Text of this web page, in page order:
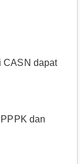
CASN dapat
dan